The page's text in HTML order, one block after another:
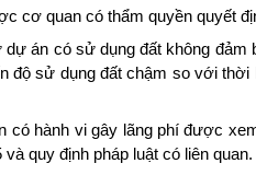
cơ quan có thẩm quyền quyết
án có sử dụng đất không
độ sử dụng đất chậm so với
có hành vi gây lãng phí được
quy định pháp luật có liên quan.